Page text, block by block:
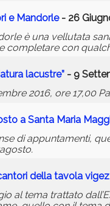
e Mandorle- 26
è una vellutata
completare con
lacustre” - 9
2016, ore 17,00
a Santa Maria
di appuntamenti,
della tavola
al tema trattato